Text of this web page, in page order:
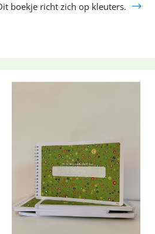
boekje richt zich op kleuters.